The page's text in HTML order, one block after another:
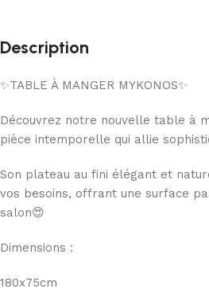
Description
✨TABLE À MANGER MYKONOS✨
Découvrez notre nouvelle table à
pièce intemporelle qui allie
Son plateau au fini élégant et
vos besoins, offrant une surface
salon😍
Dimensions :
180x75cm